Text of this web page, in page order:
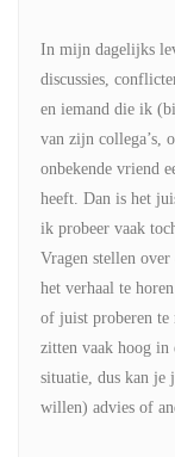
In mijn dagelijks
discussies,
en iemand die ik
van zijn collega’s,
onbekende vriend
heeft. Dan is het
ik probeer vaak
Vragen stellen
het verhaal te
of juist proberen te
zitten vaak hoog
situatie, dus kan je
willen) advies of